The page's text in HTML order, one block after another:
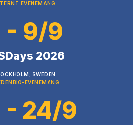
EVENEMANG
- 9/9
2026
SWEDEN
EVENEMANG
- 24/9